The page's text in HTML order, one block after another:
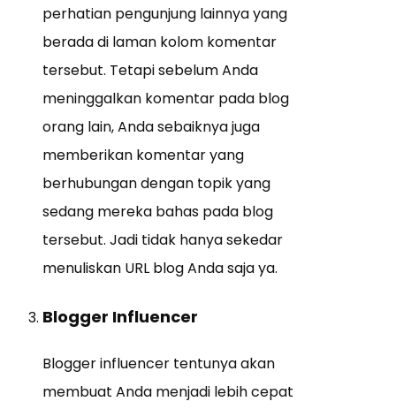
perhatian pengunjung lainnya yang
berada di laman kolom komentar
tersebut. Tetapi sebelum Anda
meninggalkan komentar pada blog
orang lain, Anda sebaiknya juga
memberikan komentar yang
berhubungan dengan topik yang
sedang mereka bahas pada blog
tersebut. Jadi tidak hanya sekedar
menuliskan URL blog Anda saja ya.
Blogger Influencer
Blogger influencer tentunya akan
membuat Anda menjadi lebih cepat